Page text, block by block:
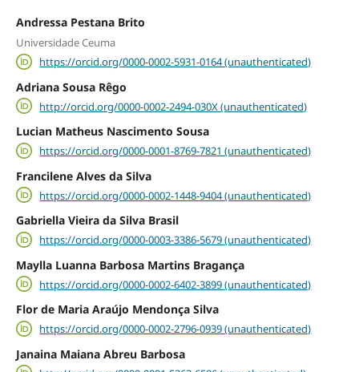
Andressa Pestana Brito
Universidade Ceuma
https://orcid.org/0000-0002-5931-0164 (unauthenticated)
Adriana Sousa Rêgo
http://orcid.org/0000-0002-2494-030X (unauthenticated)
Lucian Matheus Nascimento Sousa
https://orcid.org/0000-0001-8769-7821 (unauthenticated)
Francilene Alves da Silva
https://orcid.org/0000-0002-1448-9404 (unauthenticated)
Gabriella Vieira da Silva Brasil
https://orcid.org/0000-0003-3386-5679 (unauthenticated)
Maylla Luanna Barbosa Martins Bragança
https://orcid.org/0000-0002-6402-3899 (unauthenticated)
Flor de Maria Araújo Mendonça Silva
https://orcid.org/0000-0002-2796-0939 (unauthenticated)
Janaina Maiana Abreu Barbosa